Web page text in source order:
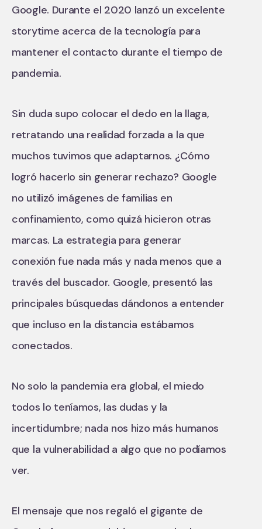
Google. Durante el 2020 lanzó un excelente
storytime acerca de la tecnología para
mantener el contacto durante el tiempo de
pandemia.
Sin duda supo colocar el dedo en la llaga,
retratando una realidad forzada a la que
muchos tuvimos que adaptarnos. ¿Cómo
logró hacerlo sin generar rechazo? Google
no utilizó imágenes de familias en
confinamiento, como quizá hicieron otras
marcas. La estrategia para generar
conexión fue nada más y nada menos que a
través del buscador. Google, presentó las
principales búsquedas dándonos a entender
que incluso en la distancia estábamos
conectados.
No solo la pandemia era global, el miedo
todos lo teníamos, las dudas y la
incertidumbre; nada nos hizo más humanos
que la vulnerabilidad a algo que no podíamos
ver.
El mensaje que nos regaló el gigante de